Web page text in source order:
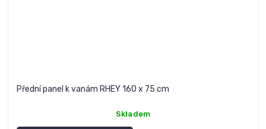
Přední panel k vanám RHEY 160 x 75 cm
Skladem